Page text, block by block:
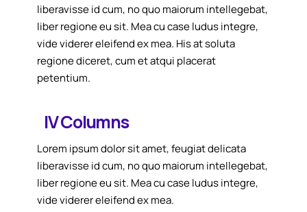
liberavisse id cum, no quo maiorum intellegebat,
liber regione eu sit. Mea cu case ludus integre,
vide viderer eleifend ex mea. His at soluta
regione diceret, cum et atqui placerat
petentium.
IV Columns
Lorem ipsum dolor sit amet, feugiat delicata
liberavisse id cum, no quo maiorum intellegebat,
liber regione eu sit. Mea cu case ludus integre,
vide viderer eleifend ex mea.